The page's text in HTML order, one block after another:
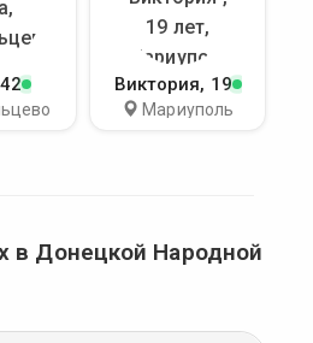
Виктория, 19
Мариуполь
в Донецкой Народной